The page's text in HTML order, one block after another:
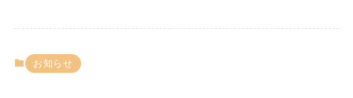
お知らせ